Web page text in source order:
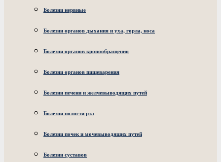
Болезни нервные
Болезни органов дыхания и уха, горла, носа
Болезни органов кровообращения
Болезни органов пищеварения
Болезни печени и желчевыводящих путей
Болезни полости рта
Болезни почек и мочевыводящих путей
Болезни суставов